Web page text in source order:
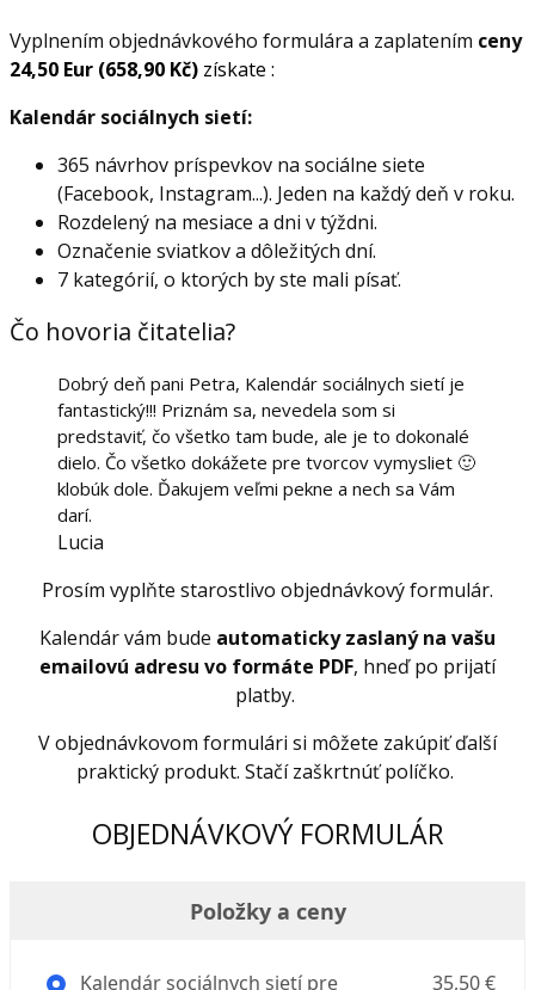
Vyplnením objednávkového formulára a zaplatením ceny
24,50 Eur (658,90 Kč) získate :
Kalendár sociálnych sietí:
365 návrhov príspevkov na sociálne siete
(Facebook, Instagram...). Jeden na každý deň v roku.
Rozdelený na mesiace a dni v týždni.
Označenie sviatkov a dôležitých dní.
7 kategórií, o ktorých by ste mali písať.
Čo hovoria čitatelia?
Dobrý deň pani Petra, Kalendár sociálnych sietí je
fantastický!!! Priznám sa, nevedela som si
predstaviť, čo všetko tam bude, ale je to dokonalé
dielo. Čo všetko dokážete pre tvorcov vymysliet 🙂
klobúk dole. Ďakujem veľmi pekne a nech sa Vám
darí.
Lucia
Prosím vyplňte starostlivo objednávkový formulár.
Kalendár vám bude automaticky zaslaný na vašu
emailovú adresu vo formáte PDF, hneď po prijatí
platby.
V objednávkovom formulári si môžete zakúpiť ďalší
praktický produkt. Stačí zaškrtnúť políčko.
OBJEDNÁVKOVÝ FORMULÁR
Položky a ceny
Kalendár sociálnych sietí pre 35,50 €